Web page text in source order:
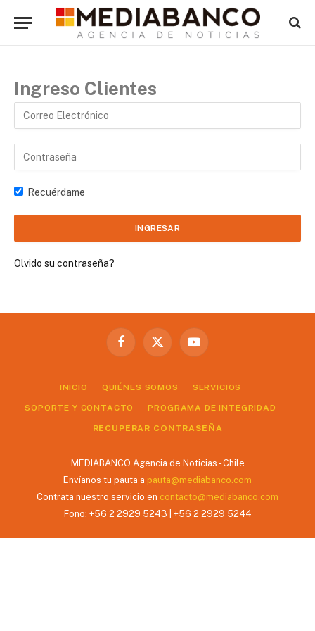
Ingreso Clientes
Recuérdame
Olvido su contraseña?
Facebook
X
YouTube
INICIO QUIÉNES SOMOS SERVICIOS
SOPORTE Y CONTACTO PROGRAMA DE INTEGRIDAD
RECUPERAR CONTRASEÑA
MEDIABANCO Agencia de Noticias - Chile
Envíanos tu pauta a pauta@mediabanco.com
Contrata nuestro servicio en contacto@mediabanco.com
Fono: +56 2 2929 5243 | +56 2 2929 5244